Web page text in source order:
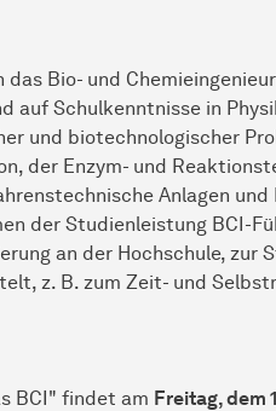
Bio- und
auf Schulkenntnisse in
und biotechnologischer
der Enzym- und
Anlagen
der Studienleistung BCI-
an der Hochschule, zur
z. B. zum Zeit- und
BCI" findet am Freitag, dem